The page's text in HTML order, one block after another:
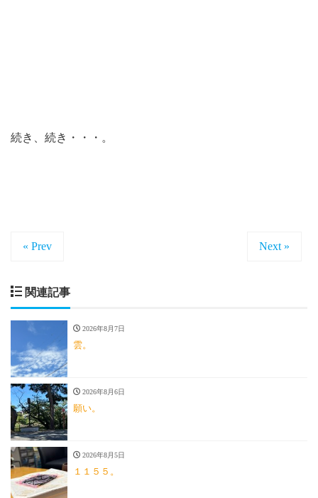
続き、続き・・・。
« Prev Next »
関連記事
2026年8月7日
雲。
2026年8月6日
願い。
2026年8月5日
１１５５。